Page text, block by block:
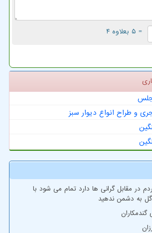
= ۵ بعلاوه ۴
و طراح انواع دیوار سبز
در مقابل گرانی ها دارد تمام می شود با
به دشمن ندهید